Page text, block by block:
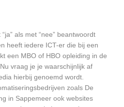
als met “nee” beantwoordt
heeft iedere ICT-er die bij een
een MBO of HBO opleiding in de
vraag je je waarschijnlijk af
hierbij genoemd wordt.
zoals De
in Sappemeer ook websites